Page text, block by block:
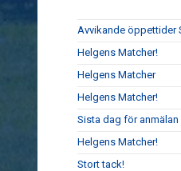
Avvikande öppettider
Helgens Matcher!
Helgens Matcher
Helgens Matcher!
Sista dag för
Helgens Matcher!
Stort tack!